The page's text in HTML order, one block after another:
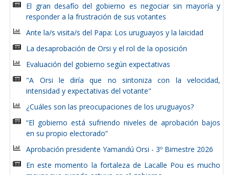
El gran desafío del gobierno es negociar sin mayoría y
responder a la frustración de sus votantes
Ante la/s visita/s del Papa: Los uruguayos y la laicidad
La desaprobación de Orsi y el rol de la oposición
Evaluación del gobierno según expectativas
"A Orsi le diría que no sintoniza con la velocidad,
intensidad y expectativas del votante"
¿Cuáles son las preocupaciones de los uruguayos?
“El gobierno está sufriendo niveles de aprobación bajos
en su propio electorado”
Aprobación presidente Yamandú Orsi - 3º Bimestre 2026
En este momento la fortaleza de Lacalle Pou es mucho